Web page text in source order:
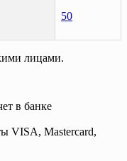
50
лицами.
в банке
VISA, Mastercard,